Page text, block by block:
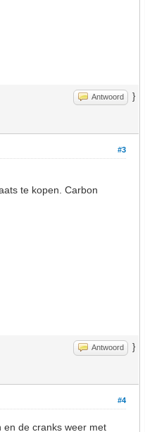
Antwoord }
#3
te kopen. Carbon
Antwoord }
#4
en de cranks weer met